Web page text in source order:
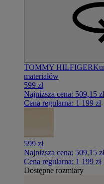
TOMMY HILFIGER
materiałów
599 zł
Najniższa cena: 509,15 zł
Cena regularna: 1 199 zł
599 zł
Najniższa cena: 509,15 zł
Cena regularna: 1 199 zł
Dostępne rozmiary